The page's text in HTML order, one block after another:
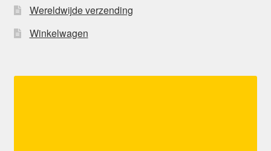
Wereldwijde verzending
Winkelwagen